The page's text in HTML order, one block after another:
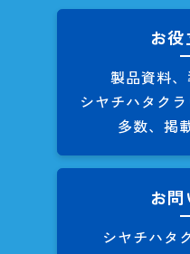
お
製品資料
シヤチハタク
多数、掲
お
シヤチハタ